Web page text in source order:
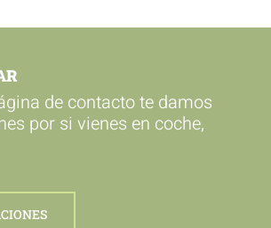
de contacto te damos
por si vienes en coche,